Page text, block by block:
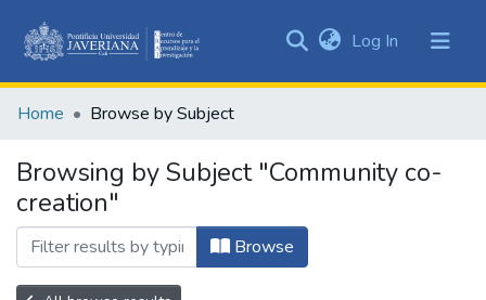
&
All of DSpace
Log In (current)
Home Browse by Subject
Browsing by Subject "Community co-
creation"
Browse